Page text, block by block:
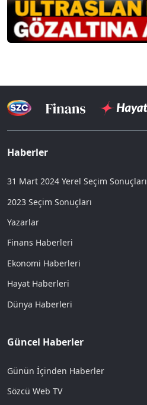
Haberler
31 Mart 2024 Yerel Seçim Sonuçları
2023 Seçim Sonuçları
Yazarlar
Finans Haberleri
Ekonomi Haberleri
Hayat Haberleri
Dünya Haberleri
Güncel Haberler
Günün İçinden Haberler
Sözcü Web TV